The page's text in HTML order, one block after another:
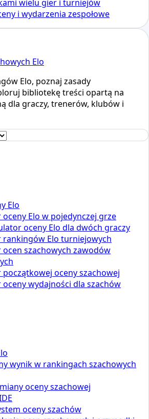
wielu gier i turniejów
i wydarzenia zespołowe
Elo
Elo, poznaj zasady
bibliotekę treści opartą na
dla graczy, trenerów, klubów i
Elo
Elo w pojedynczej grze
oceny Elo dla dwóch graczy
rankingów Elo turniejowych
ocen szachowych zawodów
oceny szachowej
wydajności dla szachów
wynik w rankingach szachowych
oceny szachowej
oceny szachów